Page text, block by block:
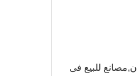
للبيع فى